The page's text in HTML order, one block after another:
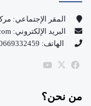
المقر الإجتماعي:
البريد الإلكتروني: contact.aajil@gmail.com
الهاتف: 0669332459
فيسبوك
‫X
من نحن؟